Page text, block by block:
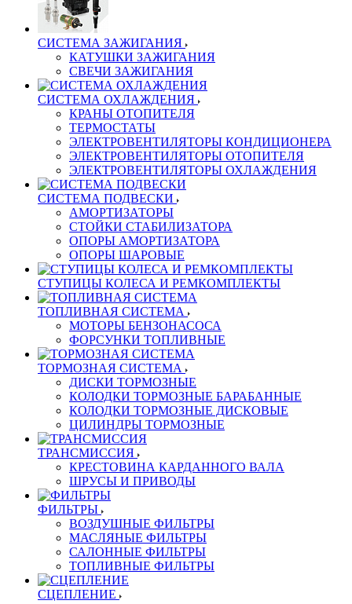
СИСТЕМА ЗАЖИГАНИЯ
КАТУШКИ ЗАЖИГАНИЯ
СВЕЧИ ЗАЖИГАНИЯ
СИСТЕМА ОХЛАЖДЕНИЯ
КРАНЫ ОТОПИТЕЛЯ
ТЕРМОСТАТЫ
ЭЛЕКТРОВЕНТИЛЯТОРЫ КОНДИЦИОНЕРА
ЭЛЕКТРОВЕНТИЛЯТОРЫ ОТОПИТЕЛЯ
ЭЛЕКТРОВЕНТИЛЯТОРЫ ОХЛАЖДЕНИЯ
СИСТЕМА ПОДВЕСКИ
АМОРТИЗАТОРЫ
СТОЙКИ СТАБИЛИЗАТОРА
ОПОРЫ АМОРТИЗАТОРА
ОПОРЫ ШАРОВЫЕ
СТУПИЦЫ КОЛЕСА И РЕМКОМПЛЕКТЫ
ТОПЛИВНАЯ СИСТЕМА
МОТОРЫ БЕНЗОНАСОСА
ФОРСУНКИ ТОПЛИВНЫЕ
ТОРМОЗНАЯ СИСТЕМА
ДИСКИ ТОРМОЗНЫЕ
КОЛОДКИ ТОРМОЗНЫЕ БАРАБАННЫЕ
КОЛОДКИ ТОРМОЗНЫЕ ДИСКОВЫЕ
ЦИЛИНДРЫ ТОРМОЗНЫЕ
ТРАНСМИССИЯ
КРЕСТОВИНА КАРДАННОГО ВАЛА
ШРУСЫ И ПРИВОДЫ
ФИЛЬТРЫ
ВОЗДУШНЫЕ ФИЛЬТРЫ
МАСЛЯНЫЕ ФИЛЬТРЫ
САЛОННЫЕ ФИЛЬТРЫ
ТОПЛИВНЫЕ ФИЛЬТРЫ
СЦЕПЛЕНИЕ